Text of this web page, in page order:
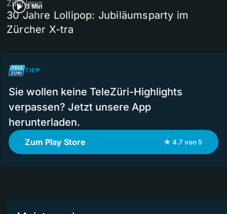
3 Min
ZüriNews
30 Jahre Lollipop: Jubiläumsparty im
Zürcher X-tra
TIPP
Sie wollen keine TeleZüri-Highlights
verpassen? Jetzt unsere App
herunterladen.
Zum Play Store ★ 4.7 von 5